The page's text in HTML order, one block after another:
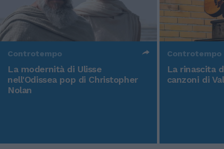
Controtempo
La modernità di Ulisse
nell'Odissea pop di Christopher
Nolan
Controtempo
La rinascita
canzoni di